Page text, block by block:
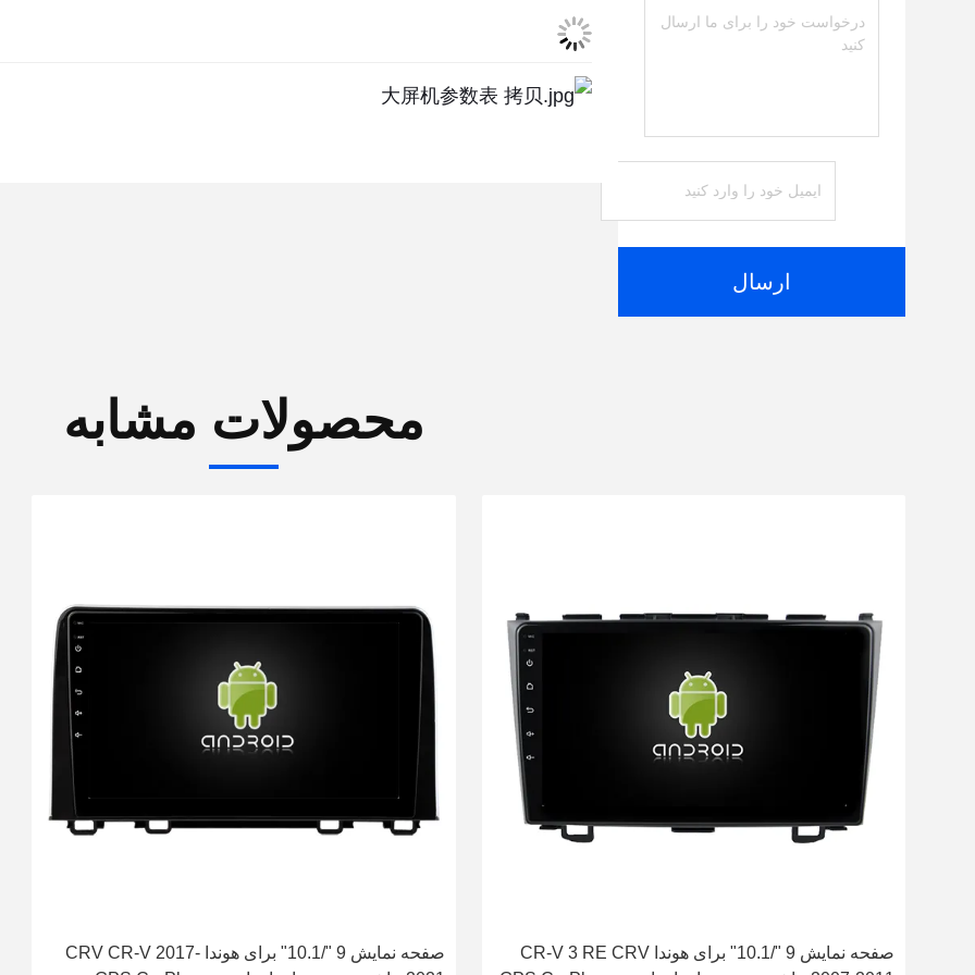
ارسال
محصولات مشابه
صفحه نمایش 9 "/10.1" برای هوندا CR-V 3 RE CRV
صفحه نمایش 9 "/10.1" برای هوندا CRV CR-V 2017-